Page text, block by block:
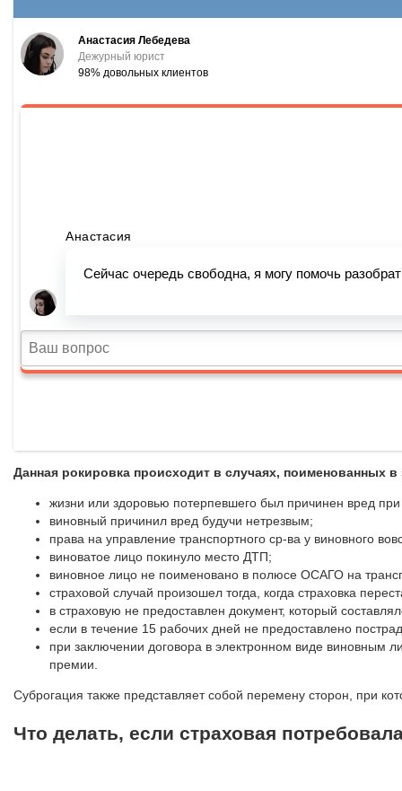
Данная рокировка происходит в случаях, поименованных в
жизни или здоровью потерпевшего был причинен вред
виновный причинил вред будучи нетрезвым;
права на управление транспортного ср-ва у виновного
виноватое лицо покинуло место ДТП;
виновное лицо не поименовано в полюсе ОСАГО на
страховой случай произошел тогда, когда страховка
в страховую не предоставлен документ, который
если в течение 15 рабочих дней не предоставлено
при заключении договора в электронном виде виновным
премии.
Суброгация также представляет собой перемену сторон, при
Что делать, если страховая